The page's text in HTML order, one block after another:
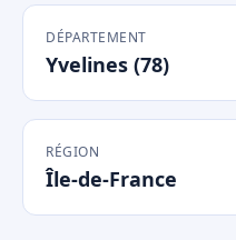
DÉPARTEMENT
Yvelines (78)
RÉGION
Île-de-France